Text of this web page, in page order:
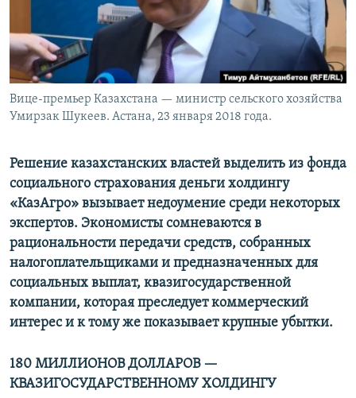
Вице-премьер Казахстана — министр сельского хозяйства
Умирзак Шукеев. Астана, 23 января 2018 года.
Решение казахстанских властей выделить из фонда
социального страхования деньги холдингу
«КазАгро» вызывает недоумение среди некоторых
экспертов. Экономисты сомневаются в
рациональности передачи средств, собранных
налогоплательщиками и предназначенных для
социальных выплат, квазигосударственной
компании, которая преследует коммерческий
интерес и к тому же показывает крупные убытки.
180 МИЛЛИОНОВ ДОЛЛАРОВ —
КВАЗИГОСУДАРСТВЕННОМУ ХОЛДИНГУ